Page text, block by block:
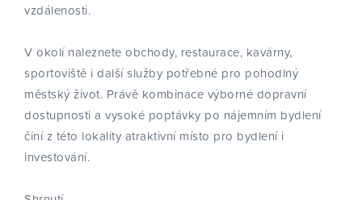
vzdálenosti.
V okolí naleznete obchody, restaurace, kavárny,
sportoviště i další služby potřebné pro pohodlný
městský život. Právě kombinace výborné dopravní
dostupnosti a vysoké poptávky po nájemním bydlení
činí z této lokality atraktivní místo pro bydlení i
investování.